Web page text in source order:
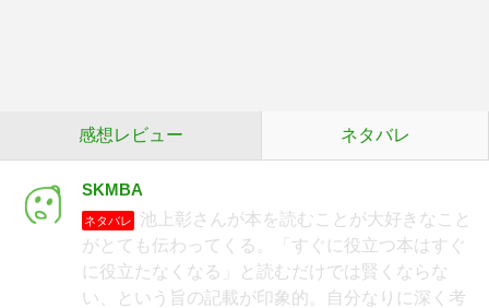
感想レビュー ネタバレ
SKMBA
ネタバレ
池上彰さんが本を読むことが大好きなこと
がとても伝わってくる。「すぐに役立つ本はすぐ
に役立たなくなる」と読むだけでは賢くならな
い、という旨の記載が印象的。自分なりに深く考